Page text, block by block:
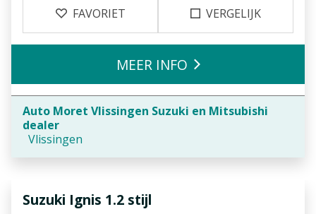
FAVORIET VERGELIJK
Auto Moret Vlissingen Suzuki en Mitsubishi
dealer
Vlissingen
MEER INFO
Suzuki Ignis 1.2 stijl